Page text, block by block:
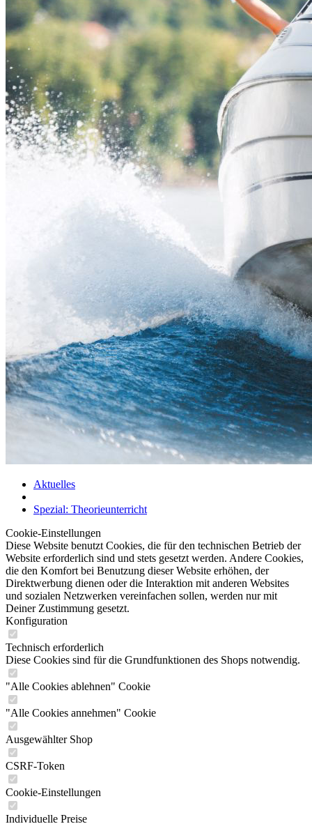
Aktuelles
Spezial: Theorieunterricht
Cookie-Einstellungen
Diese Website benutzt Cookies, die für den technischen Betrieb der
Website erforderlich sind und stets gesetzt werden. Andere Cookies,
die den Komfort bei Benutzung dieser Website erhöhen, der
Direktwerbung dienen oder die Interaktion mit anderen Websites
und sozialen Netzwerken vereinfachen sollen, werden nur mit
Deiner Zustimmung gesetzt.
Konfiguration
Technisch erforderlich
Diese Cookies sind für die Grundfunktionen des Shops notwendig.
"Alle Cookies ablehnen" Cookie
"Alle Cookies annehmen" Cookie
Ausgewählter Shop
CSRF-Token
Cookie-Einstellungen
Individuelle Preise